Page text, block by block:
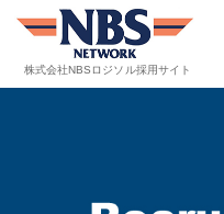
株式会社NBSロジソル採用サイト